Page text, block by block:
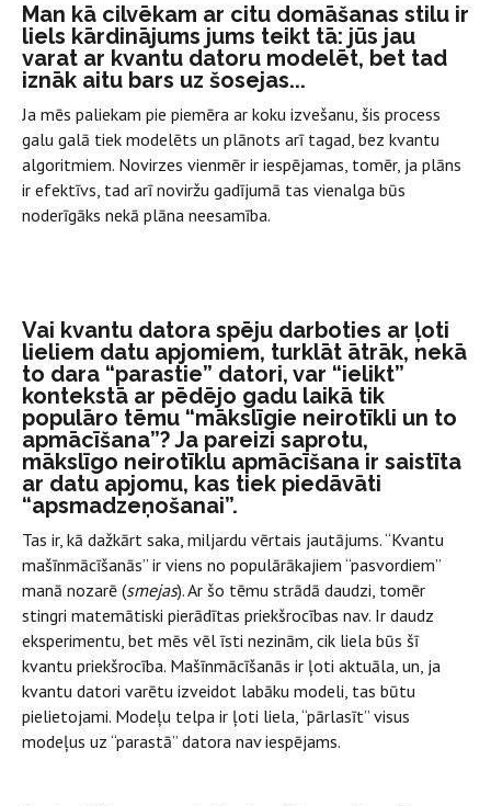
Man kā cilvēkam ar citu domāšanas stilu ir
liels kārdinājums jums teikt tā: jūs jau
varat ar kvantu datoru modelēt, bet tad
iznāk aitu bars uz šosejas...
Ja mēs paliekam pie piemēra ar koku izvešanu, šis process
galu galā tiek modelēts un plānots arī tagad, bez kvantu
algoritmiem. Novirzes vienmēr ir iespējamas, tomēr, ja plāns
ir efektīvs, tad arī noviržu gadījumā tas vienalga būs
noderīgāks nekā plāna neesamība.
Vai kvantu datora spēju darboties ar ļoti
lieliem datu apjomiem, turklāt ātrāk, nekā
to dara “parastie” datori, var “ielikt”
kontekstā ar pēdējo gadu laikā tik
populāro tēmu “mākslīgie neirotīkli un to
apmācīšana”? Ja pareizi saprotu,
mākslīgo neirotīklu apmācīšana ir saistīta
ar datu apjomu, kas tiek piedāvāti
“apsmadzeņošanai”.
Tas ir, kā dažkārt saka, miljardu vērtais jautājums. “Kvantu
mašīnmācīšanās” ir viens no populārākajiem “pasvordiem”
manā nozarē (smejas). Ar šo tēmu strādā daudzi, tomēr
stingri matemātiski pierādītas priekšrocības nav. Ir daudz
eksperimentu, bet mēs vēl īsti nezinām, cik liela būs šī
kvantu priekšrocība. Mašīnmācīšanās ir ļoti aktuāla, un, ja
kvantu datori varētu izveidot labāku modeli, tas būtu
pielietojami. Modeļu telpa ir ļoti liela, “pārlasīt” visus
modeļus uz “parastā” datora nav iespējams.